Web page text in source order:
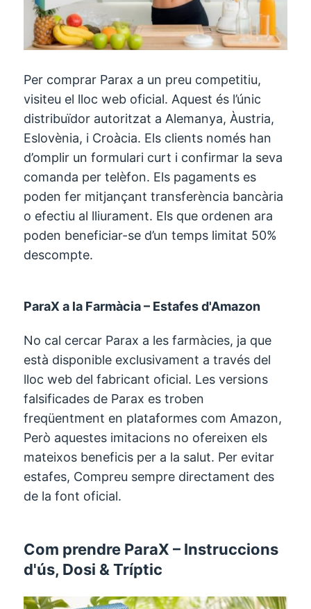
Per comprar Parax a un preu competitiu,
visiteu el lloc web oficial. Aquest és l’únic
distribuïdor autoritzat a Alemanya, Àustria,
Eslovènia, i Croàcia. Els clients només han
d’omplir un formulari curt i confirmar la seva
comanda per telèfon. Els pagaments es
poden fer mitjançant transferència bancària
o efectiu al lliurament. Els que ordenen ara
poden beneficiar-se d’un temps limitat 50%
descompte.
ParaX a la Farmàcia – Estafes d'Amazon
No cal cercar Parax a les farmàcies, ja que
està disponible exclusivament a través del
lloc web del fabricant oficial. Les versions
falsificades de Parax es troben
freqüentment en plataformes com Amazon,
Però aquestes imitacions no ofereixen els
mateixos beneficis per a la salut. Per evitar
estafes, Compreu sempre directament des
de la font oficial.
Com prendre ParaX – Instruccions
d'ús, Dosi & Tríptic